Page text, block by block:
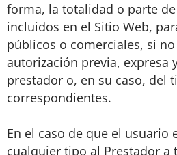
forma, la totalidad o parte
incluidos en el Sitio Web,
públicos o comerciales, si
autorización previa, expresa
prestador o, en su caso, del
correspondientes.
En el caso de que el usuario
cualquier tipo al Prestador a